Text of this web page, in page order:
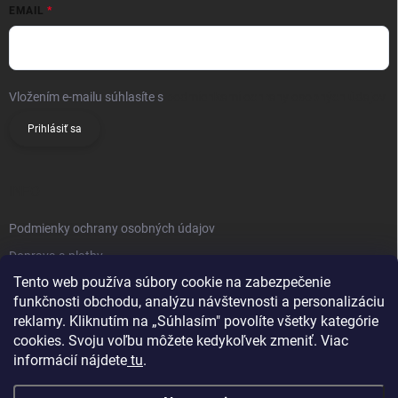
Tento web používa súbory cookie na zabezpečenie
funkčnosti obchodu, analýzu návštevnosti a personalizáciu
reklamy. Kliknutím na „Súhlasím" povolíte všetky kategórie
cookies. Svoju voľbu môžete kedykoľvek zmeniť. Viac
informácií nájdete tu.
EMAIL
Vložením e-mailu súhlasíte s
Prihlásiť sa
Podmienky ochrany osobných údajov
Doprava a platby
Obchodné podmienky
Reklamačný poriadok
Vrátenie tovaru
Kontakty